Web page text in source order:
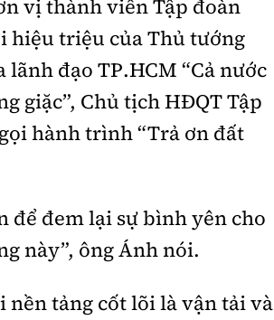
vị thành viên Tập đoàn
hiệu triệu của Thủ tướng
đạo TP.HCM “Cả nước
giặc”, Chủ tịch HĐQT Tập
hành trình “Trả ơn đất
để đem lại sự bình yên cho
này”, ông Ánh nói.
nền tảng cốt lõi là vận tải và